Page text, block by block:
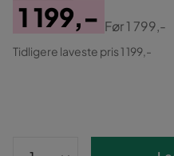
Pris
1 199,-
Original
Før1 799,-
Tidligere laveste pris 1 199,-